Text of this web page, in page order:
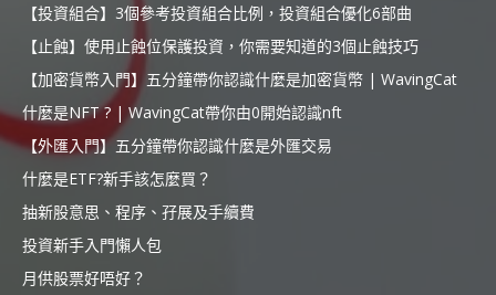
【投資組合】3個參考投資組合比例，投資組合優化6部曲
【止蝕】使用止蝕位保護投資，你需要知道的3個止蝕技巧
【加密貨幣入門】五分鐘帶你認識什麼是加密貨幣 | WavingCat
什麼是NFT ? | WavingCat帶你由0開始認識nft
【外匯入門】五分鐘帶你認識什麼是外匯交易
什麼是ETF?新手該怎麼買？
抽新股意思、程序、孖展及手續費
投資新手入門懶人包
月供股票好唔好？